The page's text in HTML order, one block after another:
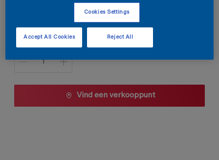
1 L
Vind een verkooppunt
Cookies Settings
Reject All
Accept All Cookies